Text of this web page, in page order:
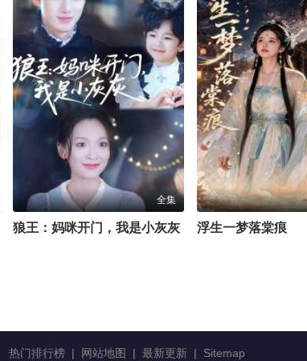
全集
狼王：妈咪开门，我是小灰灰 浮生一梦落棠痕
热门排行榜 | 网站地图 | 最新更新 | Sitemap